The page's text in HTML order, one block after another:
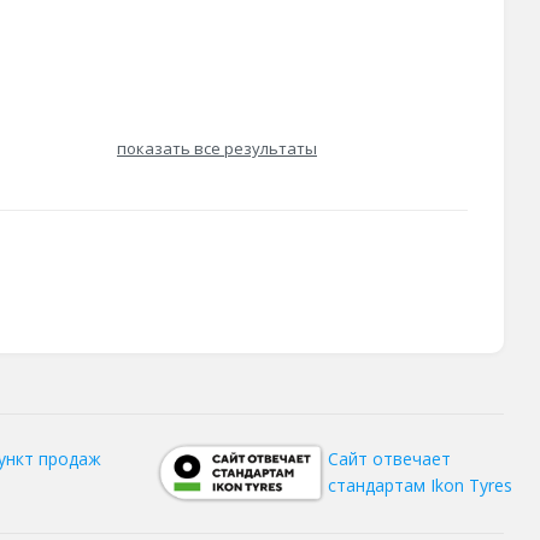
показать все результаты
продаж
Сайт отвечает
стандартам Ikon Tyres